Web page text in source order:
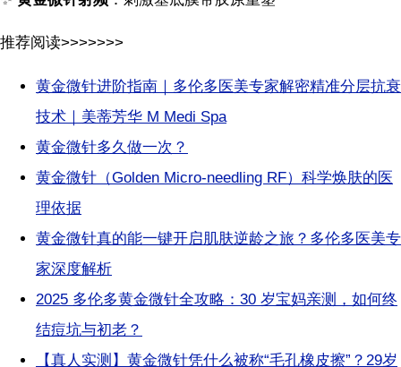
推荐阅读>>>>>>>
黄金微针进阶指南｜多伦多医美专家解密精准分层抗衰
技术｜美蒂芳华 M Medi Spa
黄金微针多久做一次？
黄金微针（Golden Micro-needling RF）科学焕肤的医
理依据
黄金微针真的能一键开启肌肤逆龄之旅？多伦多医美专
家深度解析
2025 多伦多黄金微针全攻略：30 岁宝妈亲测，如何终
结痘坑与初老？
【真人实测】黄金微针凭什么被称“毛孔橡皮擦”？29岁